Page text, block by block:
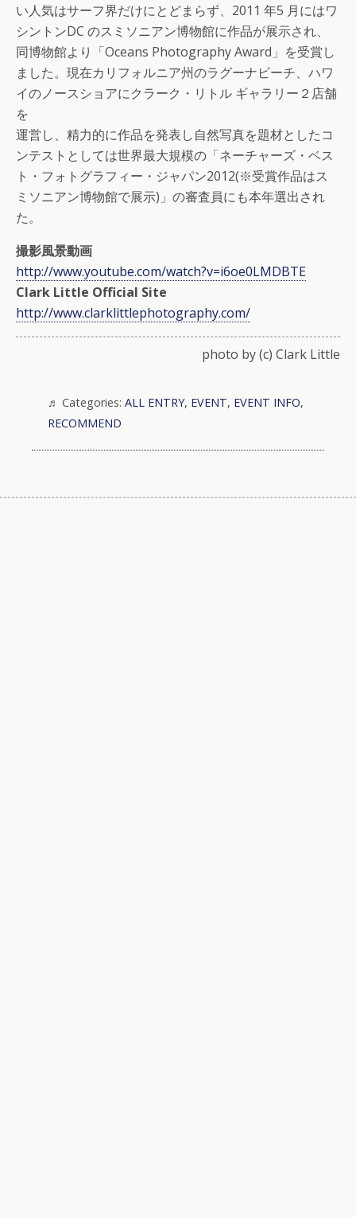
い人気はサーフ界だけにとどまらず、2011 年5 月にはワ
シントンDC のスミソニアン博物館に作品が展示され、
同博物館より「Oceans Photography Award」を受賞し
ました。現在カリフォルニア州のラグーナビーチ、ハワ
イのノースショアにクラーク・リトル ギャラリー２店舗
を
運営し、精力的に作品を発表し自然写真を題材としたコ
ンテストとしては世界最大規模の「ネーチャーズ・ベス
ト・フォトグラフィー・ジャパン2012(※受賞作品はス
ミソニアン博物館で展示)」の審査員にも本年選出され
た。
撮影風景動画
http://www.youtube.com/watch?v=i6oe0LMDBTE
Clark Little Official Site
http://www.clarklittlephotography.com/
photo by (c) Clark Little
Categories: ALL ENTRY, EVENT, EVENT INFO,
RECOMMEND